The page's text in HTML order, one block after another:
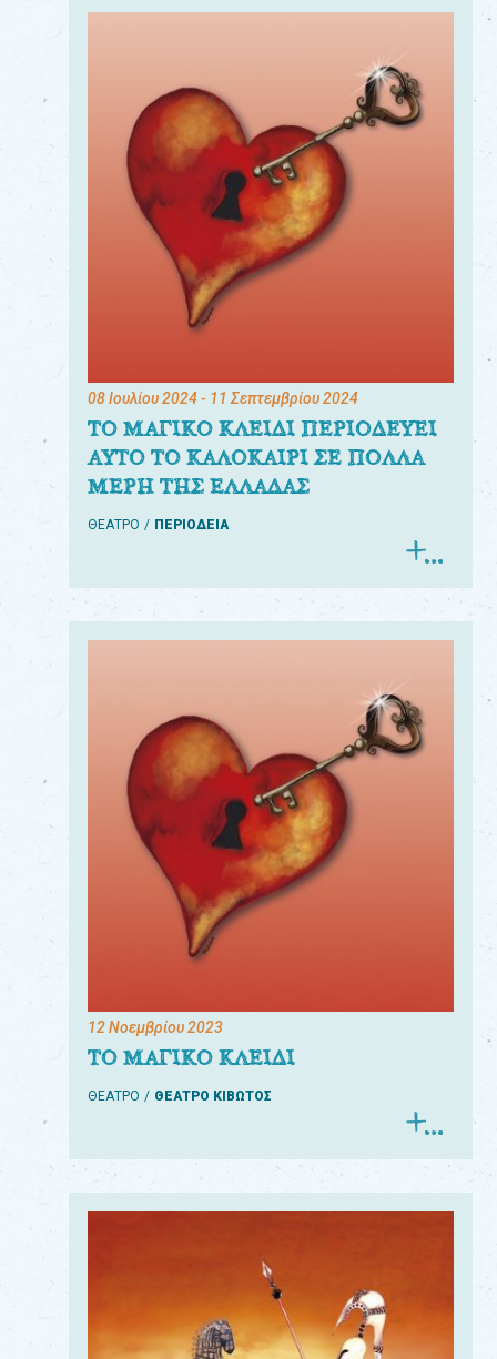
08 Ιουλίου 2024- 11 Σεπτεμβρίου 2024
ΤΟ ΜΑΓΙΚΟ ΚΛΕΙΔΙ ΠΕΡΙΟΔΕΥΕΙ
ΑΥΤΟ ΤΟ ΚΑΛΟΚΑΙΡΙ ΣΕ ΠΟΛΛΑ
ΜΕΡΗ ΤΗΣ ΕΛΛΑΔΑΣ
ΘΕΑΤΡΟ ΠΕΡΙΟΔΕΙΑ
12 Νοεμβρίου 2023
ΤΟ ΜΑΓΙΚΟ ΚΛΕΙΔΙ
ΘΕΑΤΡΟ ΘΕΑΤΡΟ ΚΙΒΩΤΟΣ